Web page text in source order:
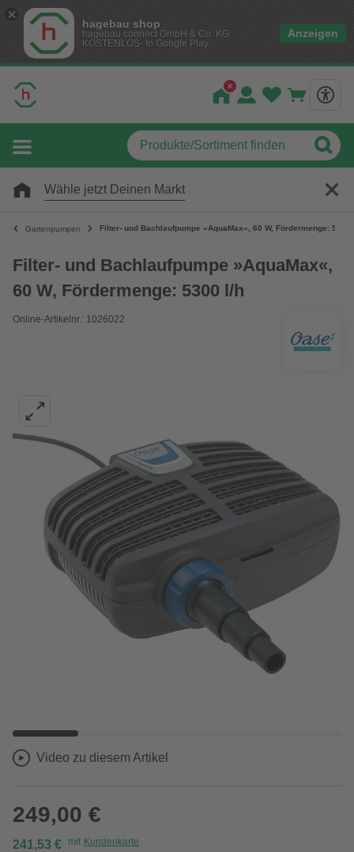
hagebau shop
hagebau connect GmbH & Co. KG
KOSTENLOS- In Google Play
Anzeigen
Wähle jetzt Deinen Markt
Gartenpumpen Filter- und Bachlaufpumpe »AquaMax«, 60 W, Fördermenge: 5300
Filter- und Bachlaufpumpe »AquaMax«,
60 W, Fördermenge: 5300 l/h
Online-Artikelnr.: 1026022
Video zu diesem Artikel
249,00 €
241,53 € mit Kundenkarte